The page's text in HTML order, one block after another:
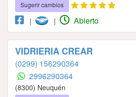
Sugerir cambios
| | Abierto
VIDRIERIA CREAR
(0299) 156290364
2996290364
(8300) Neuquén